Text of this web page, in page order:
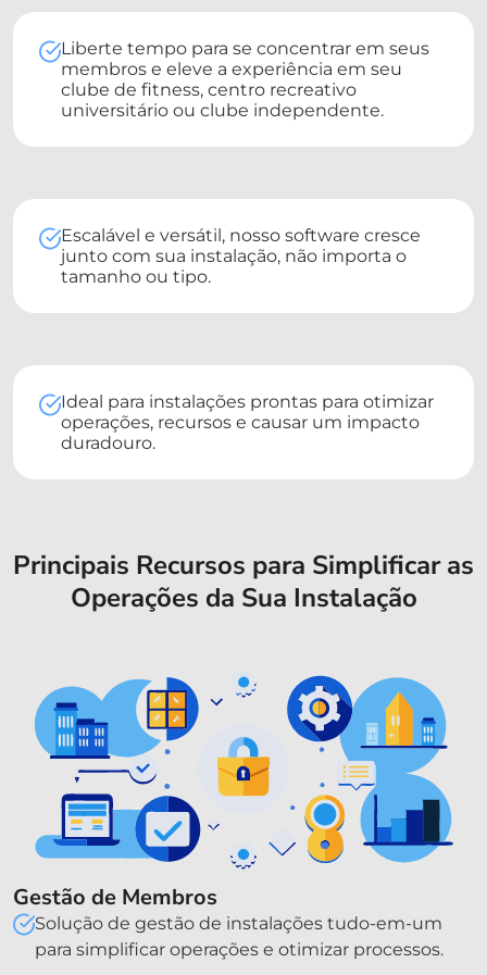
Liberte tempo para se concentrar em seus
membros e eleve a experiência em seu
clube de fitness, centro recreativo
universitário ou clube independente.
Escalável e versátil, nosso software cresce
junto com sua instalação, não importa o
tamanho ou tipo.
Ideal para instalações prontas para otimizar
operações, recursos e causar um impacto
duradouro.
Principais Recursos para Simplificar as
Operações da Sua Instalação
Gestão de Membros
Solução de gestão de instalações tudo-em-um
para simplificar operações e otimizar processos.